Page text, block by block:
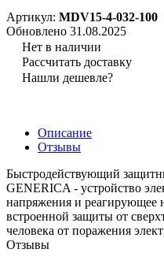
Артикул: MDV15-4-032-100
Обновлено 31.08.2025
Нет в наличии
Рассчитать доставку
Нашли дешевле?
Описание
Отзывы
Быстродействующий
GENERICA - устройство
напряжения и реагирующее
встроенной защиты от
человека от поражения
Отзывы